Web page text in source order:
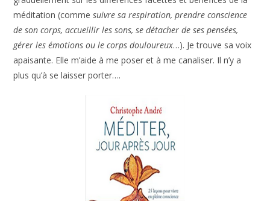
méditation (commesuivre sa respiration, prendre conscience
de son corps, accueillir les sons, se détacher de ses pensées,
gérer les émotions ou le corps douloureux…). Je trouve sa voix
apaisante. Elle m’aide à me poser et à me canaliser. Il n’y a
plus qu’à se laisser porter….